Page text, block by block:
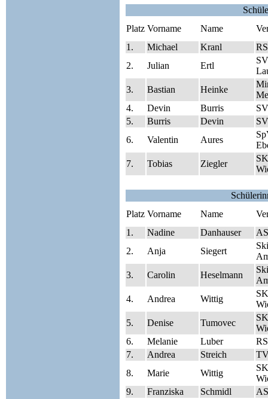
Platz Vorname Name
1.
Michael Kranl
2.
Julian Ertl
3.
Bastian Heinke
4.
Devin Burris
5.
Burris Devin
6.
Valentin Aures
7.
Tobias Ziegler
Platz Vorname Name
1.
Nadine Danhauser
2.
Anja Siegert
3.
Carolin Heselmann
4.
Andrea Wittig
5.
Denise Tumovec
6.
Melanie Luber
7.
Andrea Streich
8.
Marie Wittig
9.
Franziska Schmidl